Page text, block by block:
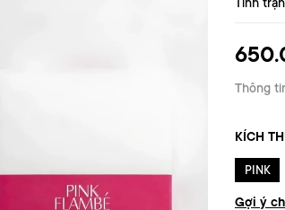
Thông
KÍCH
PINK
Gợi ý